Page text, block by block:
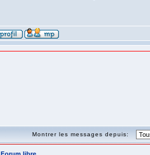
Montrer les messages depuis: